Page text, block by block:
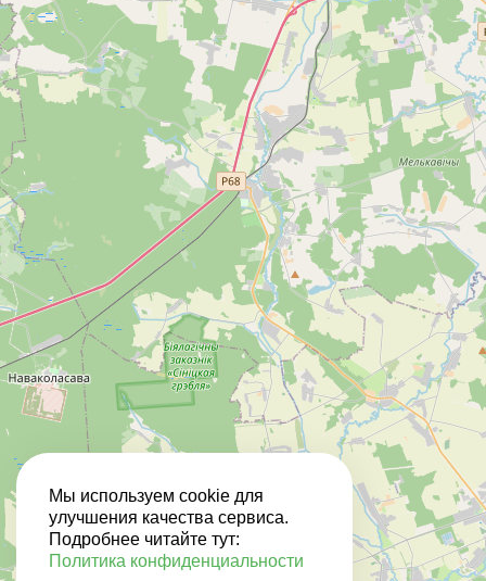
Мы используем cookie для
улучшения качества сервиса.
Подробнее читайте тут:
Политика конфиденциальности